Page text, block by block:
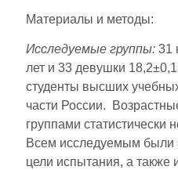
Материалы и методы:
Исследуемые группы: 31
лет и 33 девушки
студенты высших
части России.
группами статистически
Всем исследуемым были
цели испытания, а также